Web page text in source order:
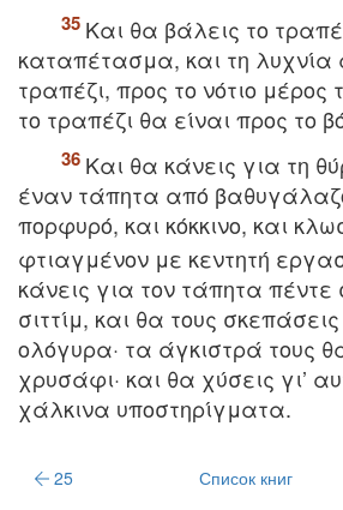
Kαι θα βάλεις το
καταπέτασμα, και τη λυχνία
τραπέζι, προς το νότιο μέρος
το τραπέζι θα είναι προς το
Kαι θα κάνεις για τη
έναν τάπητα από
πορφυρό, και κόκκινο, και
φτιαγμένον με κεντητή
κάνεις για τον τάπητα
σιττίμ, και θα τους
ολόγυρα· τα άγκιστρά τους
χρυσάφι· και θα χύσεις γι’
χάλκινα υποστηρίγματα.
25 Список книг